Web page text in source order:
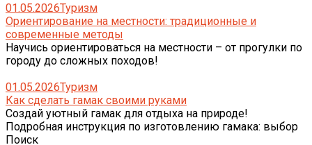
01.05.2026Туризм
Ориентирование на местности: традиционные и
современные методы
Научись ориентироваться на местности – от прогулки по
городу до сложных походов!
01.05.2026Туризм
Как сделать гамак своими руками
Создай уютный гамак для отдыха на природе!
Подробная инструкция по изготовлению гамака: выбор
Поиск